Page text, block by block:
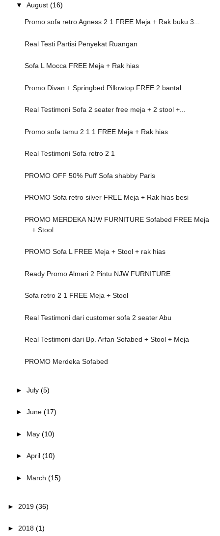
▼ August (16)
Promo sofa retro Agness 2 1 FREE Meja + Rak buku 3...
Real Testi Partisi Penyekat Ruangan
Sofa L Mocca FREE Meja + Rak hias
Promo Divan + Springbed Pillowtop FREE 2 bantal
Real Testimoni Sofa 2 seater free meja + 2 stool +...
Promo sofa tamu 2 1 1 FREE Meja + Rak hias
Real Testimoni Sofa retro 2 1
PROMO OFF 50% Puff Sofa shabby Paris
PROMO Sofa retro silver FREE Meja + Rak hias besi
PROMO MERDEKA NJW FURNITURE Sofabed FREE Meja
+ Stool
PROMO Sofa L FREE Meja + Stool + rak hias
Ready Promo Almari 2 Pintu NJW FURNITURE
Sofa retro 2 1 FREE Meja + Stool
Real Testimoni dari customer sofa 2 seater Abu
Real Testimoni dari Bp. Arfan Sofabed + Stool + Meja
PROMO Merdeka Sofabed
► July (5)
► June (17)
► May (10)
► April (10)
► March (15)
► 2019 (36)
► 2018 (1)